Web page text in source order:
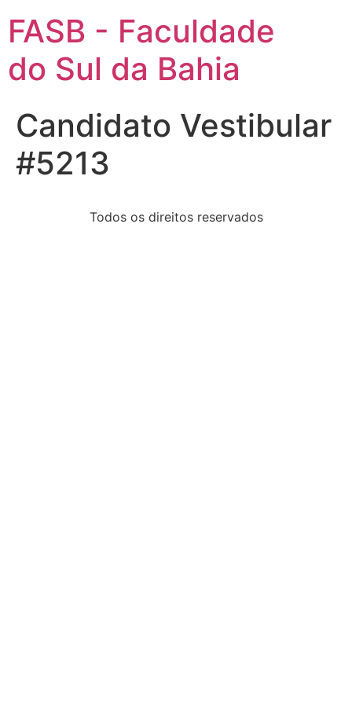
FASB - Faculdade
do Sul da Bahia
Candidato Vestibular
#5213
Todos os direitos reservados